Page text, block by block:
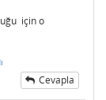
için o
Cevapla